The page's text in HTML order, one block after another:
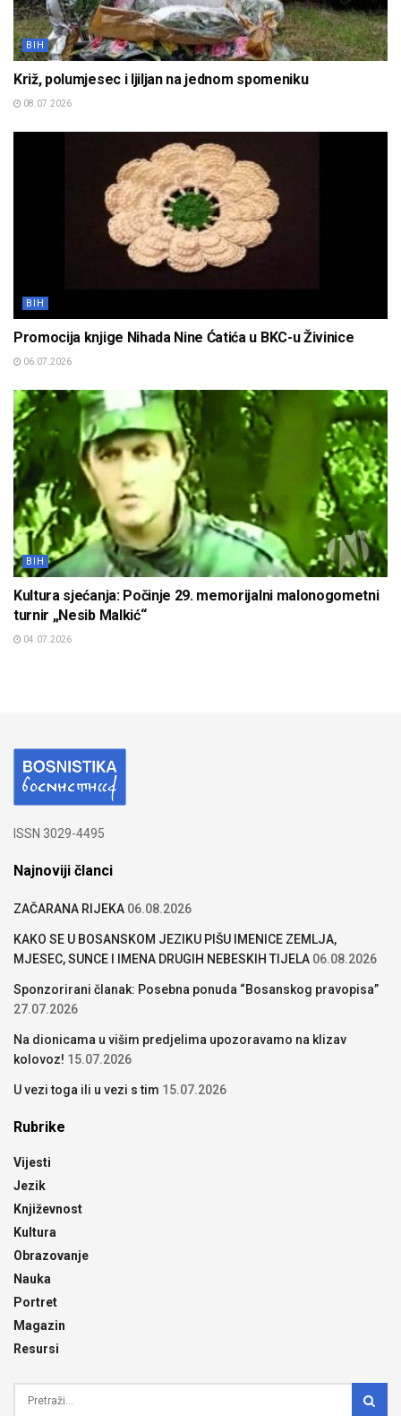
BIH
Križ, polumjesec i ljiljan na jednom spomeniku
08.07.2026
BIH
Promocija knjige Nihada Nine Ćatića u BKC-u Živinice
06.07.2026
BIH
Kultura sjećanja: Počinje 29. memorijalni malonogometni
turnir „Nesib Malkić“
04.07.2026
ISSN 3029-4495
Najnoviji članci
ZAČARANA RIJEKA 06.08.2026
KAKO SE U BOSANSKOM JEZIKU PIŠU IMENICE ZEMLJA,
MJESEC, SUNCE I IMENA DRUGIH NEBESKIH TIJELA 06.08.2026
Sponzorirani članak: Posebna ponuda “Bosanskog pravopisa”
27.07.2026
Na dionicama u višim predjelima upozoravamo na klizav
kolovoz! 15.07.2026
U vezi toga ili u vezi s tim 15.07.2026
Rubrike
Vijesti
Jezik
Književnost
Kultura
Obrazovanje
Nauka
Portret
Magazin
Resursi